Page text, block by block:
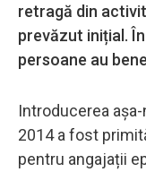
retragă din
prevăzut inițial.
persoane au
Introducerea
2014 a fost
pentru angajații